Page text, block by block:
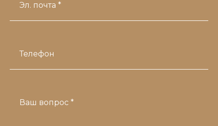
Эл. почта *
Телефон
Ваш вопрос *